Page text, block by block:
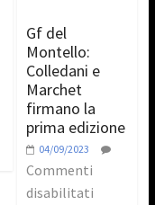
Gf del
Montello:
Colledani e
Marchet
firmano la
prima edizione
04/09/2023
Commenti
disabilitati